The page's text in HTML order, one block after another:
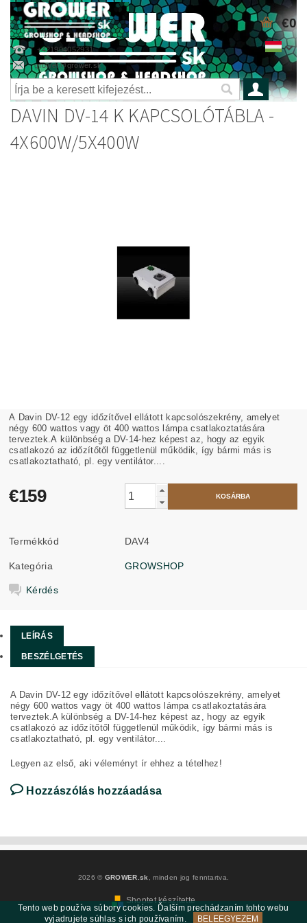
+421904052931
grower@grower.sk
€0
DAVIN DV-14 K KAPCSOLÓTÁBLA -
4X600W/5X400W
A Davin DV-12 egy időzítővel ellátott kapcsolószekrény, amelyet
négy 600 wattos vagy öt 400 wattos lámpa csatlakoztatására
terveztek.A különbség a DV-14-hez képest az, hogy az egyik
csatlakozó az időzítőtől függetlenül működik, így bármi más is
csatlakoztatható, pl. egy ventilátor....
€159
Termékkód DAV4
Kategória GROWSHOP
Kérdés
LEÍRÁS
BESZÉLGETÉS
A Davin DV-12 egy időzítővel ellátott kapcsolószekrény, amelyet
négy 600 wattos vagy öt 400 wattos lámpa csatlakoztatására
terveztek.A különbség a DV-14-hez képest az, hogy az egyik
csatlakozó az időzítőtől függetlenül működik, így bármi más is
csatlakoztatható, pl. egy ventilátor....
Legyen az első, aki véleményt ír ehhez a tételhez!
Hozzászólás hozzáadása
2026 © GROWER.sk , minden jog fenntartva.
Shoptet készítette
Tento web používa súbory cookies. Ďalším prechádzaním tohto webu
vyjadrujete súhlas s ich používaním.
BELEEGYEZEM